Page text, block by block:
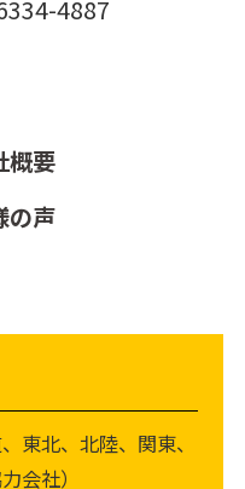
4887
概要
の声
東北、北陸、関東、
会社）